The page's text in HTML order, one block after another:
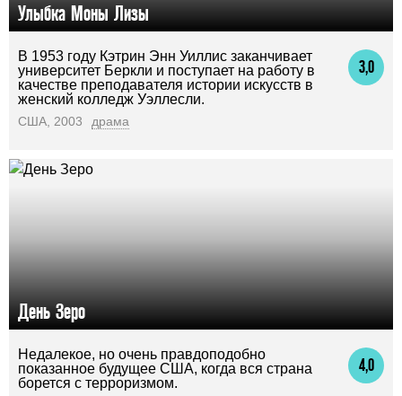
Улыбка Моны Лизы
3,0
В 1953 году Кэтрин Энн Уиллис заканчивает
университет Беркли и поступает на работу в
качестве преподавателя истории искусств в
женский колледж Уэллесли.
США, 2003 драма
День Зеро
4,0
Недалекое, но очень правдоподобно
показанное будущее США, когда вся страна
борется с терроризмом.